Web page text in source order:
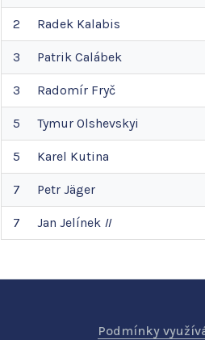
2 Radek Kalabis
3 Patrik Calábek
3 Radomír Fryč
5 Tymur Olshevskyi
5 Karel Kutina
7 Petr Jäger
7 Jan Jelínek II
Podmínky